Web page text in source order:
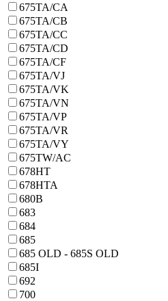
675TA/CA
675TA/CB
675TA/CC
675TA/CD
675TA/CF
675TA/VJ
675TA/VK
675TA/VN
675TA/VP
675TA/VR
675TA/VY
675TW/AC
678HT
678HTA
680B
683
684
685
685 OLD - 685S OLD
685I
692
700